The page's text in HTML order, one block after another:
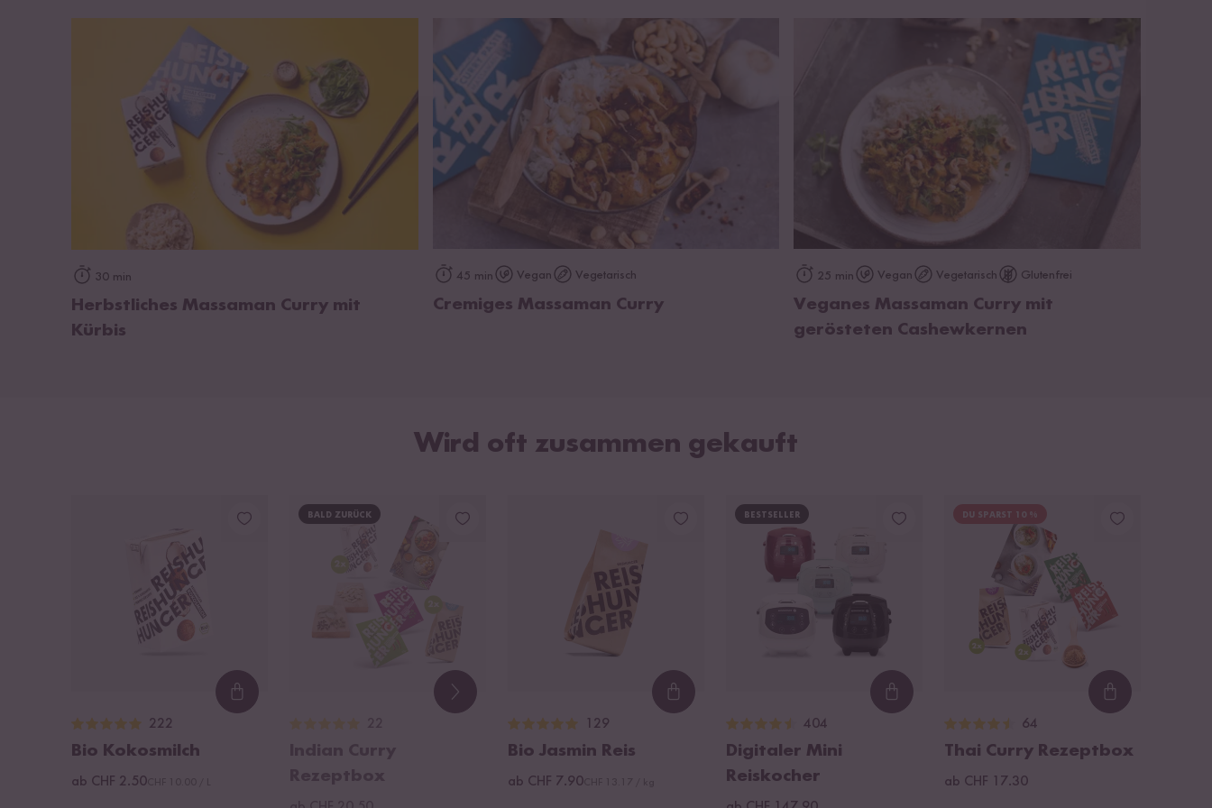
30 min
Herbstliches Massaman Curry mit
Kürbis
45 min Vegan Vegetarisch
Cremiges Massaman Curry
zum Rezept
25 min Vegan Vegetarisch Glutenfrei
Veganes Massaman Curry mit
gerösteten Cashewkernen
Wird oft zusammen gekauft
Loading...
222
Bio Kokosmilch
ab CHF 2.50
BALD ZURÜCK
Loading...
129
Bio Jasmin Reis
ab CHF 7.90
BESTSELLER
Loading...
404
Digitaler Mini
Reiskocher
DU SPARST 10 %
Loading...
64
Thai Curry Rezeptbox
ab CHF 17.30